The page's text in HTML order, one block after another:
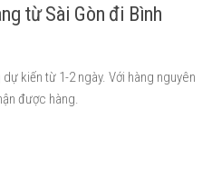
từ Sài Gòn đi Bình
kiến từ 1-2 ngày. Với hàng nguyên
được hàng.